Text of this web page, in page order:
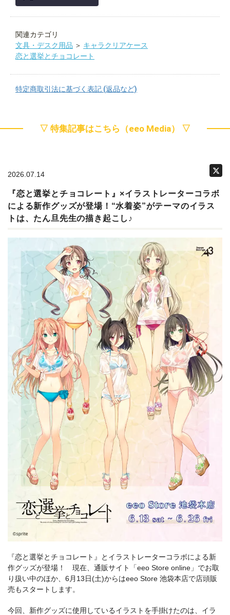
関連カテゴリ
文具・デスク用品 ＞ キャラクリアケース
恋と選挙とチョコレート
特定商取引法に基づく表記 (返品など)
▽ 特集記事はこちら（eeo Media） ▽